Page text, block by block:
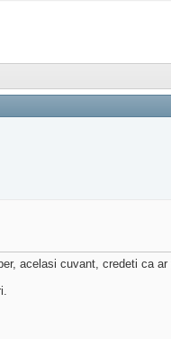
acelasi cuvant, credeti ca